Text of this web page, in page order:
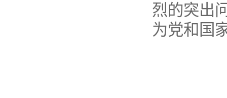
烈的突出
为党和国